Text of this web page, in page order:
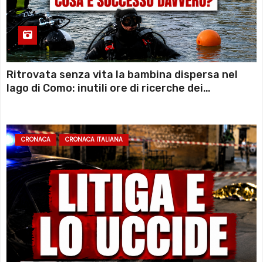
Ritrovata senza vita la bambina dispersa nel
lago di Como: inutili ore di ricerche dei
CRONACA CRONACA ITALIANA